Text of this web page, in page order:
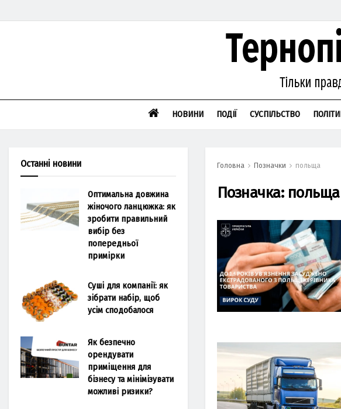
НОВИНИ ПОДІЇ СУСПІЛЬСТВО
Головна Позначки польща
Позначка: польща
Останні новини
Оптимальна довжина
жіночого ланцюжка: як
зробити правильний
вибір без
попередньої
примірки
Суші для компанії: як
зібрати набір, щоб
усім сподобалося
Як безпечно
орендувати
приміщення для
бізнесу та мінімізувати
можливі ризики?